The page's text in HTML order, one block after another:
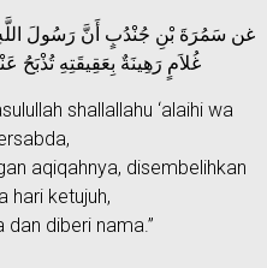
غن سَمُرَةَ بْنِ جُنْدُبٍ أَنَّ رَسُولَ
غُلاَمٍ رَهِينَةٌ بِعَقِيقَتِهِ تُذْبَحُ عَنْهُ يَوْمَ سَابِعِهِ وَيُحْلَقُ وَيُسَمَّى
shallallahu ‘alaihi wa
aqiqahnya, disembelihkan
hari ketujuh,
dan diberi nama.”